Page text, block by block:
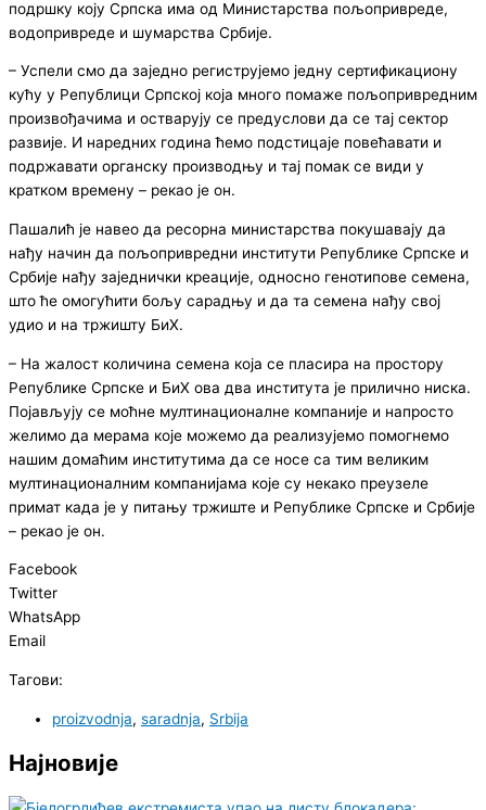
подршку коју Српска има од Министарства пољопривреде,
водопривреде и шумарства Србије.
– Успели смо да заједно региструјемо једну сертификациону
кућу у Републици Српској која много помаже пољопривредним
произвођачима и остварују се предуслови да се тај сектор
развије. И наредних година ћемо подстицаје повећавати и
подржавати органску производњу и тај помак се види у
кратком времену – рекао је он.
Пашалић је навео да ресорна министарства покушавају да
нађу начин да пољопривредни институти Републике Српске и
Србије нађу заједнички креације, односно генотипове семена,
што ће омогућити бољу сарадњу и да та семена нађу свој
удио и на тржишту БиХ.
– На жалост количина семена која се пласира на простору
Републике Српске и БиХ ова два института је прилично ниска.
Појављују се моћне мултинационалне компаније и напросто
желимо да мерама које можемо да реализујемо помогнемо
нашим домаћим институтима да се носе са тим великим
мултинационалним компанијама које су некако преузеле
примат када је у питању тржиште и Републике Српске и Србије
– рекао је он.
Facebook
Twitter
WhatsApp
Email
Тагови:
proizvodnja, saradnja, Srbija
Најновије